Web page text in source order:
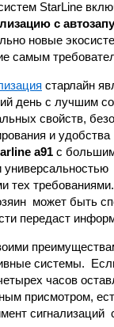
StarLine
с
новые
самым
старлайн
день с лучшим
свойств,
и удобства
a91 с
тех
может быть
передаст
системы.
часов
присмотром,
сигнализаций